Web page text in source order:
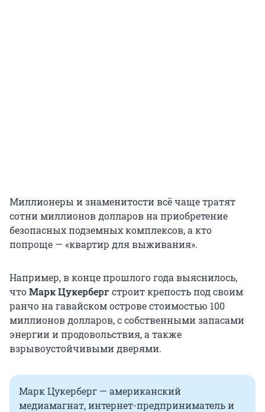
Миллионеры и знаменитости всё чаще тратят
сотни миллионов долларов на приобретение
безопасных подземных комплексов, а кто
попроще — «квартир для выживания».
Например, в конце прошлого года выяснилось,
чтоМарк Цукерберг строит крепость под своим
ранчо на гавайском острове стоимостью 100
миллионов долларов, с собственными запасами
энергии и продовольствия, а также
взрывоустойчивыми дверями.
Марк Цукерберг — американский
медиамагнат, интернет-предприниматель и